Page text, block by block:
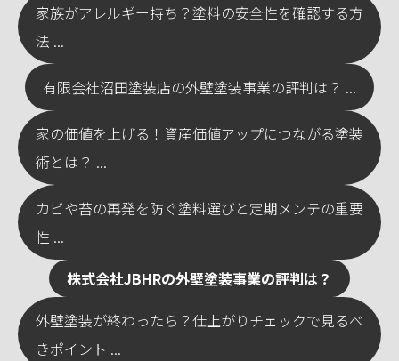
家族がアレルギー持ち？塗料の安全性を確認する方
法 ...
有限会社沼田塗装店の外壁塗装事業の評判は？ ...
家の価値を上げる！資産価値アップにつながる塗装
術とは？ ...
カビや苔の再発を防ぐ塗料選びと定期メンテの重要
性 ...
株式会社JBHRの外壁塗装事業の評判は？
外壁塗装が終わったら？仕上がりチェックで見るべ
きポイント ...